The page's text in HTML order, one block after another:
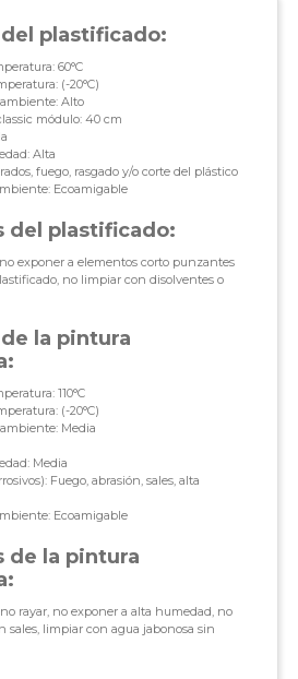
plastificado:
60°C
(-20°C)
Alto
módulo: 40 cm
Alta
fuego, rasgado y/o corte del plástico
Ecoamigable
del plastificado:
exponer a elementos corto punzantes
no limpiar con disolventes o
la pintura
110°C
(-20°C)
Media
Media
Fuego, abrasión, sales, alta
Ecoamigable
de la pintura
rayar, no exponer a alta humedad, no
sales, limpiar con agua jabonosa sin